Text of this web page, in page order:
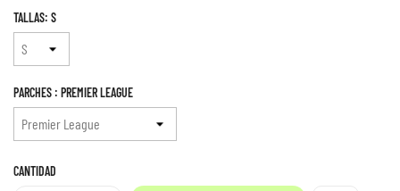
TALLAS: S
PARCHES : PREMIER LEAGUE
CANTIDAD